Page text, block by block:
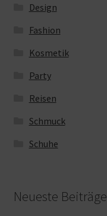
Design
Fashion
Kosmetik
Party
Reisen
Schmuck
Schuhe
Neueste Beiträge